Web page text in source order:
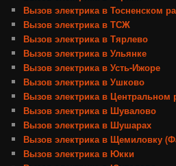
Вызов электрика в Тосненском
Вызов электрика в ТСЖ
Вызов электрика в Тярлево
Вызов электрика в Ульянке
Вызов электрика в Усть-Ижоре
Вызов электрика в Ушково
Вызов электрика в Центральном
Вызов электрика в Шувалово
Вызов электрика в Шушарах
Вызов электрика в Щемиловку
Вызов электрика в Юкки